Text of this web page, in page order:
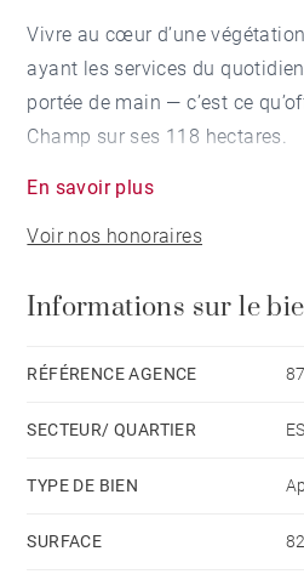
Vivre au cœur d’une
ayant les services du
portée de main — c’est ce
Champ sur ses 118 hectares.
Un art de vivre de grande
être, au sein d’un paysage
mauricienne, lui conférant un
Des lignes contemporaines,
définissent ces appartements.
expérience de vie lumineuse,
matériaux soigneusement
En savoir plus
Voir nos honoraires
Informations sur le
RÉFÉRENCE AGENCE
SECTEUR/ QUARTIER
TYPE DE BIEN
SURFACE